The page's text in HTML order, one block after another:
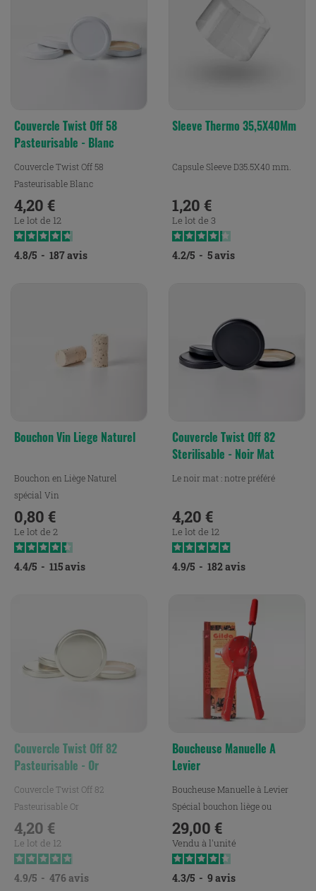
Couvercle Twist Off 58
Pasteurisable - Blanc
Couvercle Twist Off 58
Pasteurisable Blanc
Prix
4,20 €
Le lot de 12
4.8/5 - 187avis
Sleeve Thermo 35,5X40Mm
Capsule Sleeve D35.5X40 mm.
Prix
1,20 €
Le lot de 3
4.2/5 - 5avis
Bouchon Vin Liege Naturel
Bouchon en Liège Naturel
spécial Vin
Prix
0,80 €
Le lot de 2
4.4/5 - 115avis
Couvercle Twist Off 82
Sterilisable - Noir Mat
Le noir mat : notre préféré
Prix
4,20 €
Le lot de 12
4.9/5 - 182avis
Couvercle Twist Off 82
Pasteurisable - Or
Couvercle Twist Off 82
Pasteurisable Or
Prix
4,20 €
Le lot de 12
4.9/5 - 476avis
Boucheuse Manuelle A
Levier
Boucheuse Manuelle à Levier
Spécial bouchon liège ou
aggloméré.
Prix
29,00 €
Vendu à l'unité
4.3/5 - 9 avis